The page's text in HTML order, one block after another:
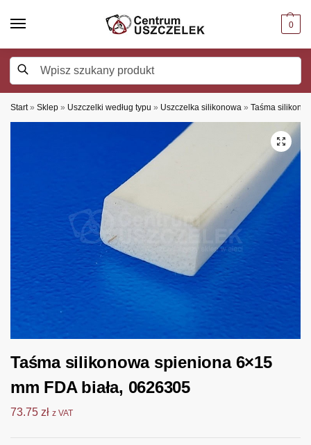
0
Start » Sklep » Uszczelki według typu » Uszczelka silikonowa » Taśma
Taśma silikonowa spieniona 6×15
mm FDA biała, 0626305
73.75 zł z VAT